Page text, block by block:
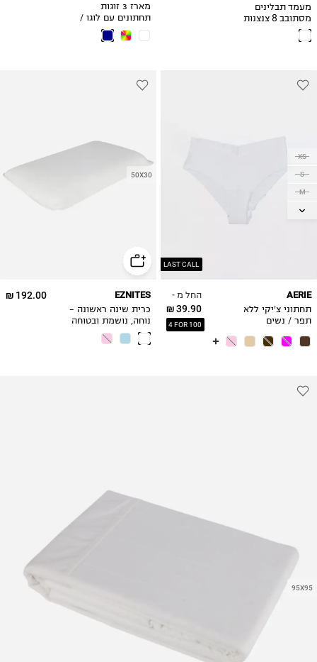
מעמד תבלינים
מסתובב 8 צנצנות
100 מ״ל דגם Sage
מארז 3 זוגות
תחתונים עם לוגו /
גברים
LAST CALL
XS
S
M
L
החל מ -
39.90 ₪
4 FOR 100
AERIE
תחתוני צ'יקי ללא
תפר / נשים
50X30
192.00 ₪ EZNITES
כרית שינה ראשונה –
נוחה, נושמת ובטוחה
95X95